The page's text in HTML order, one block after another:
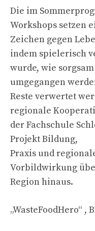
Die im
Workshops setzen
Zeichen gegen
indem spielerisch
wurde, wie
umgegangen
Reste verwertet
regionale
der Fachschule
Projekt Bildung,
Praxis und
Vorbildwirkung
Region hinaus.
„WasteFoodHero“ ,